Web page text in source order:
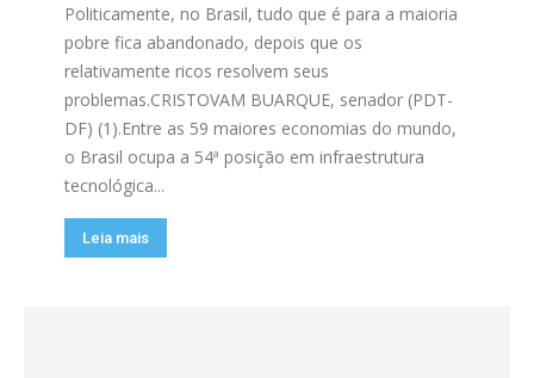
Politicamente, no Brasil, tudo que é para a maioria
pobre fica abandonado, depois que os
relativamente ricos resolvem seus
problemas.CRISTOVAM BUARQUE, senador (PDT-
DF) (1).Entre as 59 maiores economias do mundo,
o Brasil ocupa a 54ª posição em infraestrutura
tecnológica...
Leia mais